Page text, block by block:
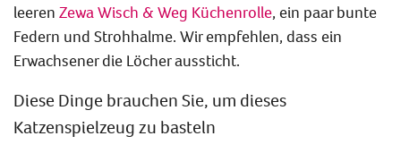
leeren Zewa Wisch & Weg Küchenrolle, ein paar bunte
Federn und Strohhalme. Wir empfehlen, dass ein
Erwachsener die Löcher aussticht.
Diese Dinge brauchen Sie, um dieses
Katzenspielzeug zu basteln